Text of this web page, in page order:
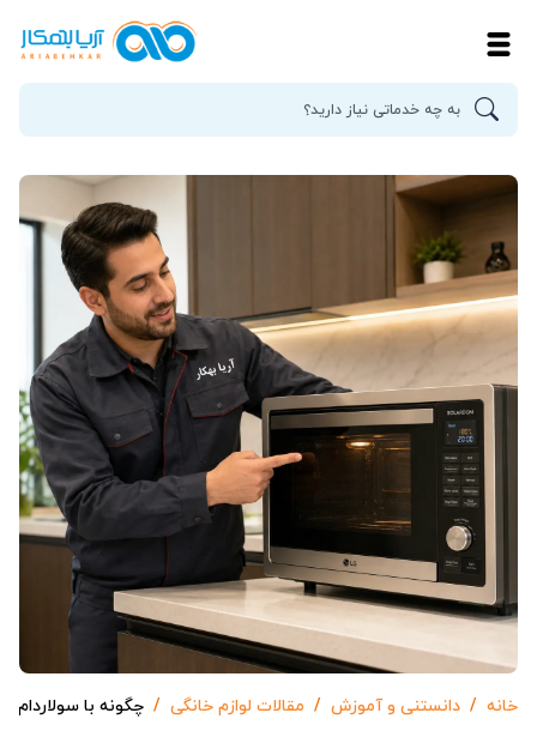
خانه دانستنی و آموزش مقالات لوازم خانگی چگونه با